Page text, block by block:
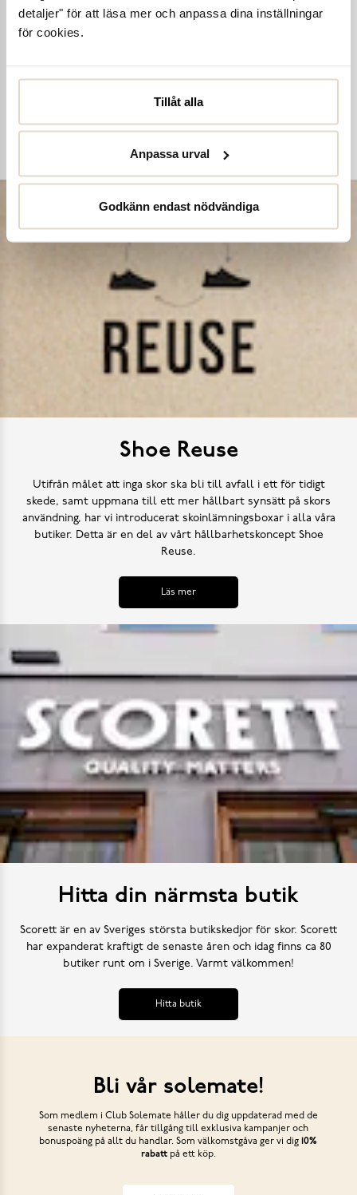
detaljer" för att läsa mer och anpassa dina inställningar
för cookies.
Tillåt alla
Anpassa urval
Godkänn endast nödvändiga
Ta hand om dina skor
skydd mot väder och slitage – vi har allt kan tänkas behöva.
Shoe Reuse
Utifrån målet att inga skor ska bli till avfall i ett för tidigt
skede, samt uppmana till ett mer hållbart synsätt på skors
användning, har vi introducerat skoinlämningsboxar i alla våra
butiker. Detta är en del av vårt hållbarhetskoncept Shoe
Reuse.
Läs mer
Hitta din närmsta butik
Scorett är en av Sveriges största butikskedjor för skor. Scorett
har expanderat kraftigt de senaste åren och idag finns ca 80
butiker runt om i Sverige. Varmt välkommen!
Hitta butik
Bli vår solemate!
Som medlem i Club Solemate håller du dig uppdaterad med de
senaste nyheterna, får tillgång till exklusiva kampanjer och
bonuspoäng på allt du handlar. Som välkomstgåva ger vi dig 10%
rabattpå ett köp.